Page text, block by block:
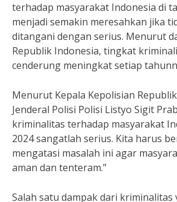
terhadap masyarakat Indonesia di
menjadi semakin meresahkan jika
ditangani dengan serius. Menurut
Republik Indonesia, tingkat
cenderung meningkat setiap
Menurut Kepala Kepolisian
Jenderal Polisi Polisi Listyo Sigit
kriminalitas terhadap masyarakat
2024 sangatlah serius. Kita harus
mengatasi masalah ini agar
aman dan tenteram.”
Salah satu dampak dari kriminalitas